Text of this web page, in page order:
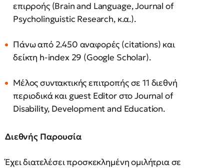
επιρροής (Brain and Language, Journal of
Psycholinguistic Research, κ.α.).
Πάνω από 2.450 αναφορές (citations) και
δείκτη h-index 29 (Google Scholar).
Μέλος συντακτικής επιτροπής σε 11 διεθνή
περιοδικά και guest Editor στο Journal of
Disability, Development and Education.
Διεθνής Παρουσία
Έχει διατελέσει προσκεκλημένη ομιλήτρια σε